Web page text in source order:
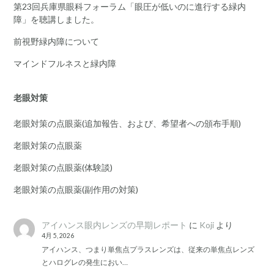
第23回兵庫県眼科フォーラム「眼圧が低いのに進行する緑内
障」を聴講しました。
前視野緑内障について
マインドフルネスと緑内障
老眼対策
老眼対策の点眼薬(追加報告、および、希望者への頒布手順)
老眼対策の点眼薬
老眼対策の点眼薬(体験談)
老眼対策の点眼薬(副作用の対策)
アイハンス眼内レンズの早期レポート に Kojiより
4月 5, 2026
アイハンス、つまり単焦点プラスレンズは、従来の単焦点レンズ
とハログレの発生におい…